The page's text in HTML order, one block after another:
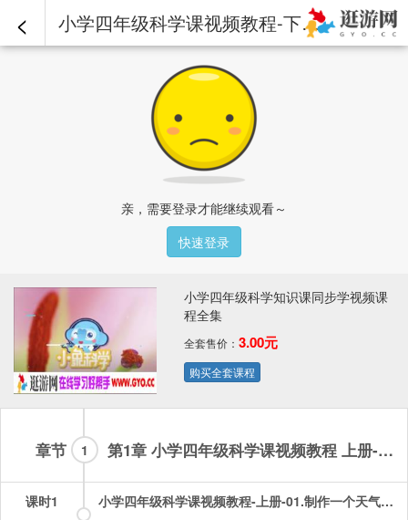
< 小学四年级科学课视频教程-下册-22.动物的繁殖.mp4 - 小学四年级科学知识课同步学视频课程全集
亲，需要登录才能继续观看～
快速登录
小学四年级科学知识课同步学视频课
程全集
全套售价： 3.00元
购买全套课程
章节 第1章 小学四年级科学课视频教程 上册-试看章节
1
课时1 小学四年级科学课视频教程-上册-01.制作一个天气日历.mp4